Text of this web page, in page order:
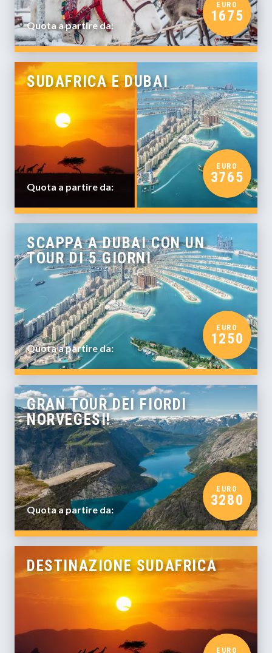
Quota a partire da:
EURO
1675
SUDAFRICA E DUBAI
Quota a partire da:
EURO
3765
SCAPPA A DUBAI CON UN
TOUR DI 5 GIORNI
Quota a partire da:
EURO
1250
GRAN TOUR DEI FIORDI
NORVEGESI!
Quota a partire da:
EURO
3280
DESTINAZIONE SUDAFRICA
EURO